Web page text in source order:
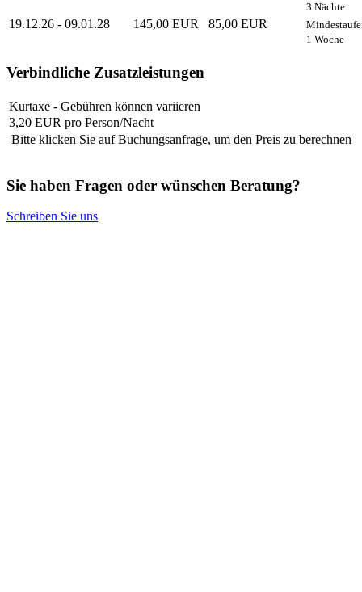
3 Nächte
19.12.26 - 09.01.28 145,00 EUR 85,00 EUR
1 Woche
Verbindliche Zusatzleistungen
Kurtaxe - Gebühren können variieren
3,20 EUR pro Person/Nacht
Bitte klicken Sie auf Buchungsanfrage, um den Preis zu berechnen
Sie haben Fragen oder wünschen Beratung?
Schreiben Sie uns